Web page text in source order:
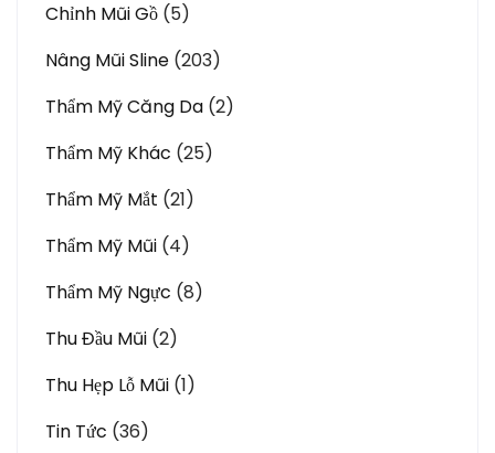
Chỉnh Mũi Gồ (5)
Nâng Mũi Sline (203)
Thẩm Mỹ Căng Da (2)
Thẩm Mỹ Khác (25)
Thẩm Mỹ Mắt (21)
Thẩm Mỹ Mũi (4)
Thẩm Mỹ Ngực (8)
Thu Đầu Mũi (2)
Thu Hẹp Lỗ Mũi (1)
Tin Tức (36)